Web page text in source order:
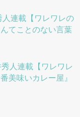
⼈連載【ワレワレの
てことのない言葉
⼈連載【ワレワレ
美味いカレー屋』